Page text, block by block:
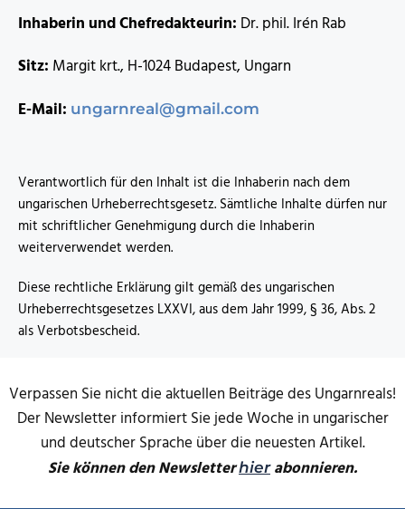
Inhaberin und Chefredakteurin: Dr. phil. Irén Rab
Sitz: Margit krt., H-1024 Budapest, Ungarn
E-Mail: ungarnreal@gmail.com
Verantwortlich für den Inhalt ist die Inhaberin nach dem
ungarischen Urheberrechtsgesetz. Sämtliche Inhalte dürfen nur
mit schriftlicher Genehmigung durch die Inhaberin
weiterverwendet werden.
Diese rechtliche Erklärung gilt gemäß des ungarischen
Urheberrechtsgesetzes LXXVI, aus dem Jahr 1999, § 36, Abs. 2
als Verbotsbescheid.
Verpassen Sie nicht die aktuellen Beiträge des Ungarnreals!
Der Newsletter informiert Sie jede Woche in ungarischer
und deutscher Sprache über die neuesten Artikel.
Sie können den Newsletterhierabonnieren.